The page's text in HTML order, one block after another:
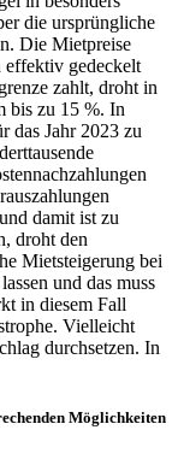
die ursprüngliche
Die Mietpreise
gedeckelt
zahlt, droht in
bis zu 15 %. In
das Jahr 2023 zu
damit ist zu
droht den
Mietsteigerung bei
und das muss
in diesem Fall
Vielleicht
durchsetzen. In
Möglichkeiten